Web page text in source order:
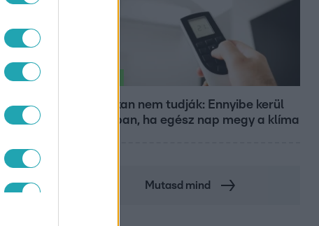
Ezt sokan nem tudják: Ennyibe kerül
valójában, ha egész nap megy a klíma
Mutasd mind